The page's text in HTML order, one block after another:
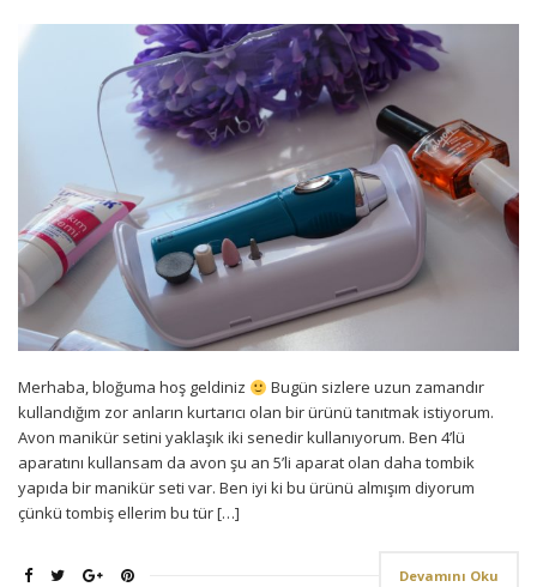
Merhaba, bloğuma hoş geldiniz
Bugün sizlere uzun zamandır
kullandığım zor anların kurtarıcı olan bir ürünü tanıtmak istiyorum.
Avon manikür setini yaklaşık iki senedir kullanıyorum. Ben 4’lü
aparatını kullansam da avon şu an 5’li aparat olan daha tombik
yapıda bir manikür seti var. Ben iyi ki bu ürünü almışım diyorum
çünkü tombiş ellerim bu tür […]
Devamını Oku